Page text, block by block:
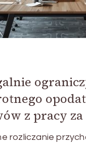
z pracy
rozliczanie